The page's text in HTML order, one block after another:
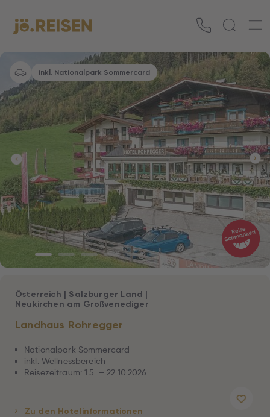
inkl. Nationalpark Sommercard
Landhaus Rohregger
Österreich | Salzburger Land |
Neukirchen am Großvenediger
Nationalpark Sommercard
inkl. Wellnessbereich
Reisezeitraum: 1.5. – 22.10.2026
Zu den Hotelinformationen